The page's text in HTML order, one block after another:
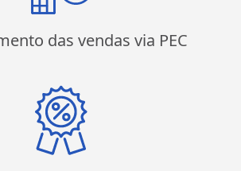
das vendas via PEC